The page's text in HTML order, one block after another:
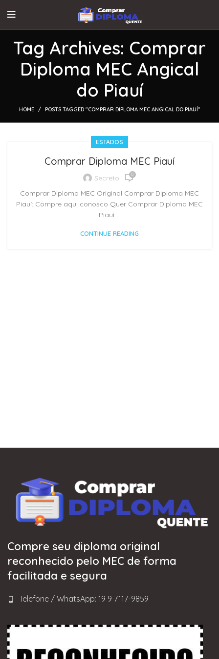
Tag Archives: Comprar
Diploma MEC Angical
do Piauí
HOME POSTS TAGGED "COMPRAR DIPLOMA MEC ANGICAL DO PIAUÍ"
ESTADOS
Comprar Diploma MEC Piauí
Secreto 0
Comprar Diploma MEC Original Comprar Diploma MEC
Piauí: Compre aqui conosco Quer Comprar Diploma MEC
Piauí ...
CONTINUE READING
Compre seu diploma original
reconhecido pelo MEC de forma
facilitada e segura
Telefone / WhatsApp: 19 9 7117-9859